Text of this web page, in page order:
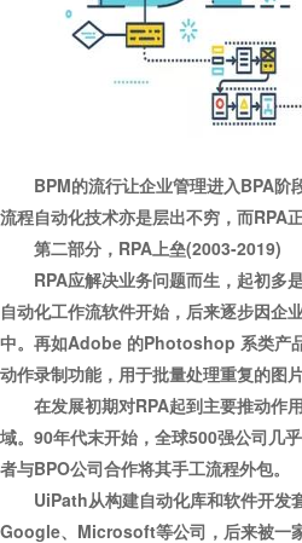
BPM的流行让企业管理进入BPA阶
流程自动化技术亦是层出不穷，而RPA
第二部分，RPA上垒(2003-2019)
RPA应解决业务问题而生，起初多
自动化工作流软件开始，后来逐步因企
中。再如Adobe 的Photoshop 系类产
动作录制功能，用于批量处理重复的图片
在发展初期对RPA起到主要推动作
域。90年代末开始，全球500强公司几
者与BPO公司合作将其手工流程外包。
UiPath从构建自动化库和软件开发套
Google、Microsoft等公司，后来被一